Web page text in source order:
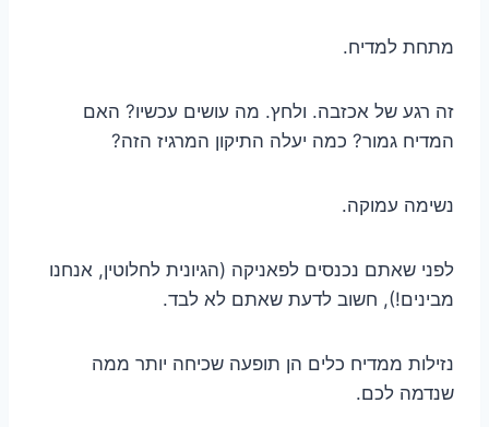
מתחת למדיח.
זה רגע של אכזבה. ולחץ. מה עושים עכשיו? האם
המדיח גמור? כמה יעלה התיקון המרגיז הזה?
נשימה עמוקה.
לפני שאתם נכנסים לפאניקה (הגיונית לחלוטין, אנחנו
מבינים!), חשוב לדעת שאתם לא לבד.
נזילות ממדיח כלים הן תופעה שכיחה יותר ממה
שנדמה לכם.